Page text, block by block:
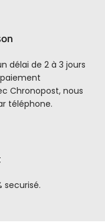
délai de 2 à 3 jours
Chronopost, nous
téléphone.
securisé.